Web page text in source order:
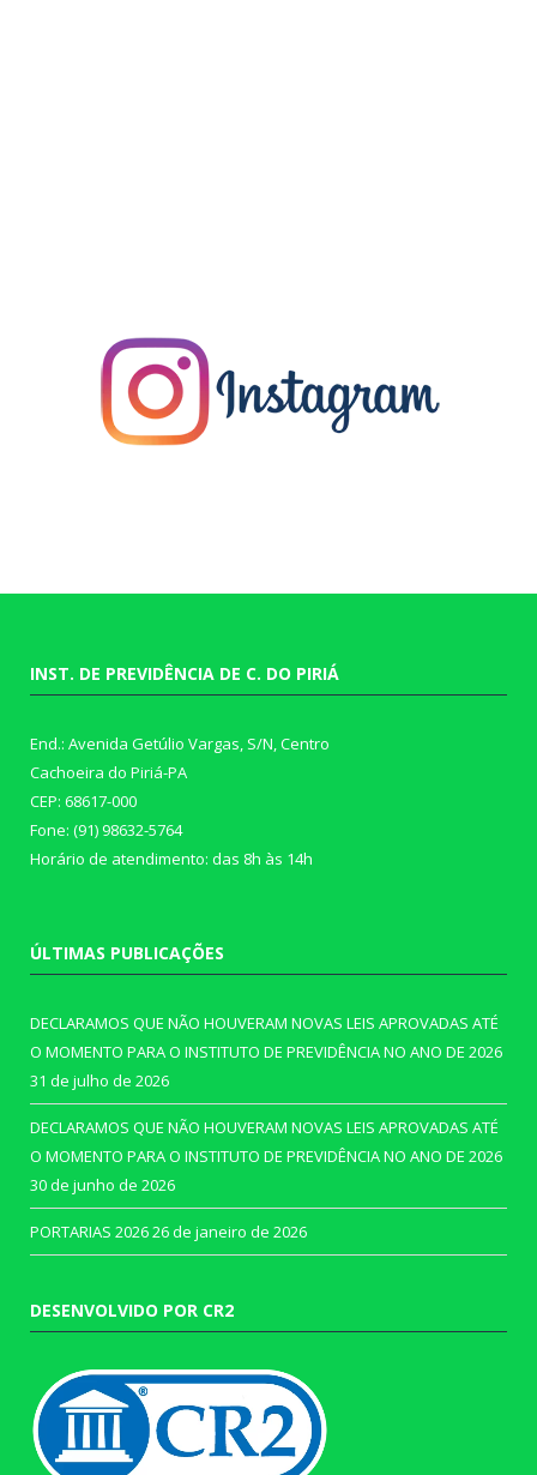
INST. DE PREVIDÊNCIA DE C. DO PIRIÁ
End.: Avenida Getúlio Vargas, S/N, Centro
Cachoeira do Piriá-PA
CEP: 68617-000
Fone: (91) 98632-5764
Horário de atendimento: das 8h às 14h
ÚLTIMAS PUBLICAÇÕES
DECLARAMOS QUE NÃO HOUVERAM NOVAS LEIS APROVADAS ATÉ
O MOMENTO PARA O INSTITUTO DE PREVIDÊNCIA NO ANO DE 2026
31 de julho de 2026
DECLARAMOS QUE NÃO HOUVERAM NOVAS LEIS APROVADAS ATÉ
O MOMENTO PARA O INSTITUTO DE PREVIDÊNCIA NO ANO DE 2026
30 de junho de 2026
PORTARIAS 202626 de janeiro de 2026
DESENVOLVIDO POR CR2